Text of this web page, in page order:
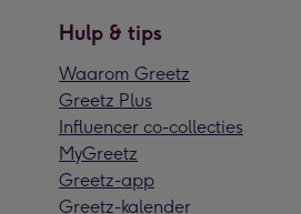
Hulp & tips
Waarom Greetz
Greetz Plus
Influencer co-collecties
MyGreetz
Greetz-app
Greetz-kalender